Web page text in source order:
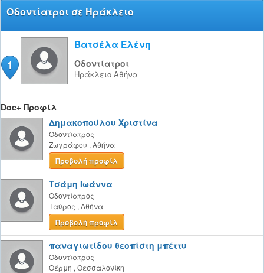
Οδοντίατροι σε Ηράκλειο
1
Βατσέλα Ελένη
Οδοντίατροι
Ηράκλειο Αθήνα
Doc+ Προφίλ
Δημακοπούλου Χριστίνα
Οδοντίατρος
Ζωγράφου , Αθήνα
Προβολή προφίλ
Τσάμη Ιωάννα
Οδοντίατρος
Ταύρος , Αθήνα
Προβολή προφίλ
παναγιωτίδου θεοπίστη μπέττυ
Οδοντίατρος
Θέρμη , Θεσσαλονίκη